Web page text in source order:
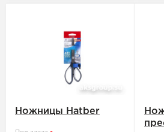
Ножницы Hatber